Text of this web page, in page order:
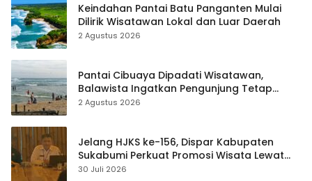
Keindahan Pantai Batu Panganten Mulai
Dilirik Wisatawan Lokal dan Luar Daerah
2 Agustus 2026
Pantai Cibuaya Dipadati Wisatawan,
Balawista Ingatkan Pengunjung Tetap
Waspada
2 Agustus 2026
Jelang HJKS ke-156, Dispar Kabupaten
Sukabumi Perkuat Promosi Wisata Lewat
Publikasi Digital
30 Juli 2026